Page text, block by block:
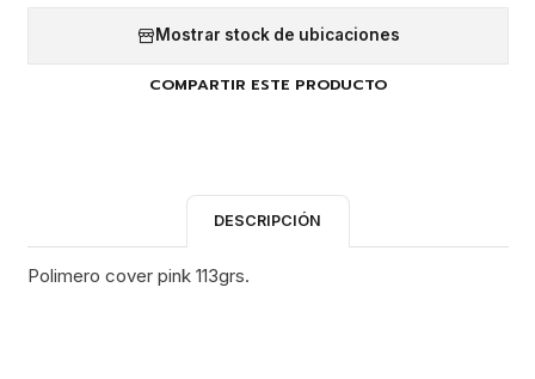
Mostrar stock de ubicaciones
COMPARTIR ESTE PRODUCTO
DESCRIPCIÓN
Polimero cover pink 113grs.